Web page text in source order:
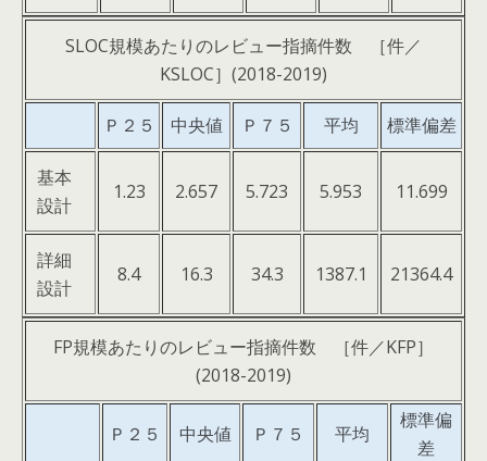
SLOC規模あたりのレビュー指摘件数 ［件／
KSLOC］(2018-2019)
Ｐ２５ 中央値 Ｐ７５ 平均 標準偏差
基本
設計
1.23 2.657 5.723 5.953 11.699
詳細
設計
8.4 16.3 34.3 1387.1 21364.4
FP規模あたりのレビュー指摘件数 ［件／KFP］
(2018-2019)
Ｐ２５ 中央値 Ｐ７５ 平均
標準偏
差